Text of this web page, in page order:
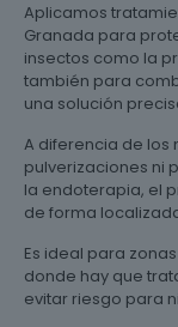
Aplicamos
Granada para
insectos como la
también para
una solución
A diferencia de los
pulverizaciones ni
la endoterapia, el
de forma
Es ideal para
donde hay que
evitar riesgo para